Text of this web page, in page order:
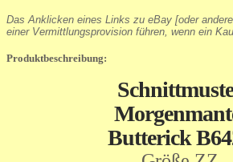
Das Anklicken eines Links zu eBay [oder
einer Vermittlungsprovision führen, wenn ein
Produktbeschreibung:
Butterick